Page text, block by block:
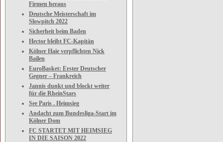
Firmen heraus
Deutsche Meisterschaft im
Slowpitch 2022
Sicherheit beim Baden
Hector bleibt FC-Kapitän
Kölner Haie verpflichten Nick
Bailen
EuroBasket: Erster Deutscher
Gegner – Frankreich
Jannis dunkt und blockt weiter
für die RheinStars
See Paris . Heimsieg
Andacht zum Bundesliga-Start im
Kölner Dom
FC STARTET MIT HEIMSIEG
IN DIE SAISON 2022